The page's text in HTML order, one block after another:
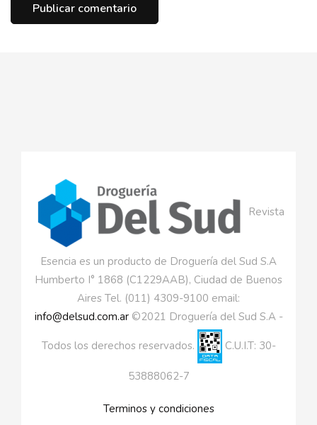
Revista
Esencia es un producto de Droguería del Sud S.A
Humberto I° 1868 (C1229AAB), Ciudad de Buenos
Aires Tel. (011) 4309-9100 email:
info@delsud.com.ar©2021 Droguería del Sud S.A -
Todos los derechos reservados. C.U.I.T: 30-
53888062-7
Terminos y condiciones